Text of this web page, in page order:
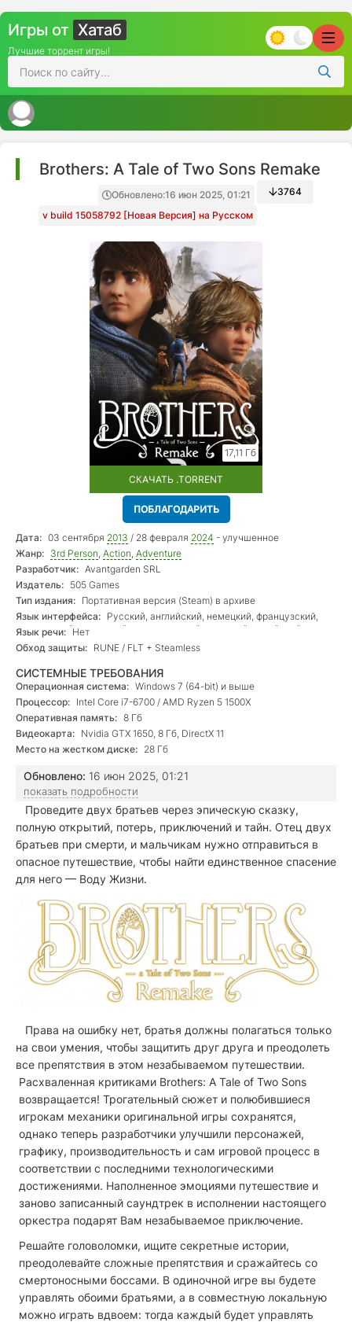
Игры от Хатаб
Лучшие торрент игры!
Brothers: A Tale of Two Sons Remake
Обновлено:16 июн 2025, 01:21
v build 15058792 [Новая Версия] на Русском
3764
17,11 Гб
СКАЧАТЬ .TORRENT
ПОБЛАГОДАРИТЬ
Дата: 03 сентября 2013 / 28 февраля 2024 - улучшенное
переиздание
Жанр: 3rd Person, Action, Adventure
Разработчик: Avantgarden SRL
Издатель: 505 Games
Тип издания: Портативная версия (Steam) в архиве
Язык интерфейса: Русский, английский, немецкий, французский,
итальянский, испанский, португальский, японский, корейский,
китайский (оба)
Язык речи: Нет
Обход защиты: RUNE / FLT + Steamless
СИСТЕМНЫЕ ТРЕБОВАНИЯ
Операционная система: Windows 7 (64-bit) и выше
Процессор: Intel Core i7-6700 / AMD Ryzen 5 1500X
Оперативная память: 8 Гб
Видеокарта: Nvidia GTX 1650, 8 Гб, DirectX 11
Место на жестком диске: 28 Гб
Обновлено: 16 июн 2025, 01:21
показать подробности
Проведите двух братьев через эпическую сказку,
полную открытий, потерь, приключений и тайн. Отец двух
братьев при смерти, и мальчикам нужно отправиться в
опасное путешествие, чтобы найти единственное спасение
для него — Воду Жизни.
Права на ошибку нет, братья должны полагаться только
на свои умения, чтобы защитить друг друга и преодолеть
все препятствия в этом незабываемом путешествии.
Расхваленная критиками Brothers: A Tale of Two Sons
возвращается! Трогательный сюжет и полюбившиеся
игрокам механики оригинальной игры сохранятся,
однако теперь разработчики улучшили персонажей,
графику, производительность и сам игровой процесс в
соответствии с последними технологическими
достижениями. Наполненное эмоциями путешествие и
заново записанный саундтрек в исполнении настоящего
оркестра подарят Вам незабываемое приключение.
Решайте головоломки, ищите секретные истории,
преодолевайте сложные препятствия и сражайтесь со
смертоносными боссами. В одиночной игре вы будете
управлять обоими братьями, а в совместную локальную
можно играть вдвоем: тогда каждый будет управлять